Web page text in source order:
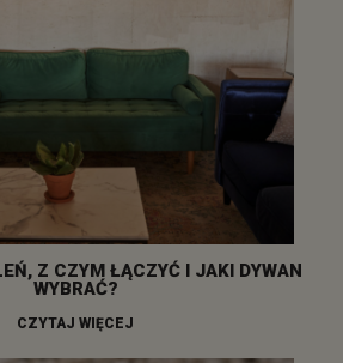
Z CZYM ŁĄCZYĆ I JAKI DYWAN
WYBRAĆ?
CZYTAJ WIĘCEJ